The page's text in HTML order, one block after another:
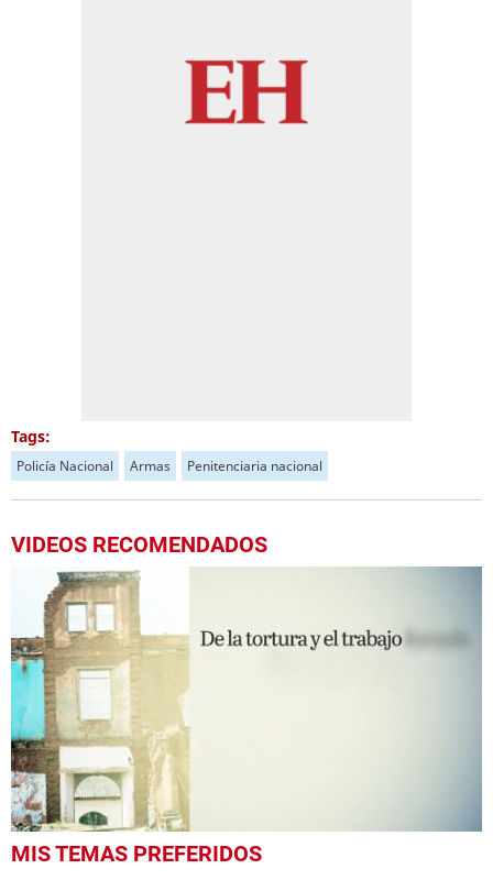
Tags:
Policía Nacional Armas Penitenciaria nacional
VIDEOS RECOMENDADOS
seconds
MIS TEMAS PREFERIDOS